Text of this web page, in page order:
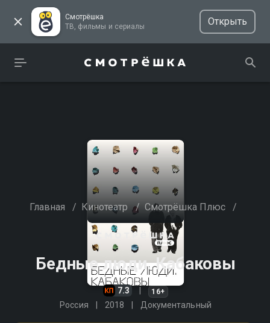
Смотрёшка
ТВ, фильмы и сериалы
Открыть
Главная / Кинотеатр / Смотрёшка Плюс /
Бедные люди. Кабаковы
7.3 16+
Россия 2018 Документальный